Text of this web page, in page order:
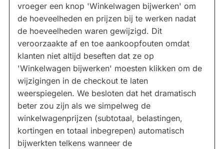
vroeger een knop 'Winkelwagen bijwerken' om
de hoeveelheden en prijzen bij te werken nadat
de hoeveelheden waren gewijzigd. Dit
veroorzaakte af en toe aankoopfouten omdat
klanten niet altijd beseften dat ze op
'Winkelwagen bijwerken' moesten klikken om de
wijzigingen in de checkout te laten
weerspiegelen. We besloten dat het dramatisch
beter zou zijn als we simpelweg de
winkelwagenprijzen (subtotaal, belastingen,
kortingen en totaal inbegrepen) automatisch
bijwerkten telkens wanneer de